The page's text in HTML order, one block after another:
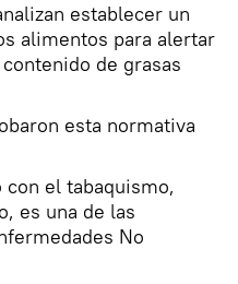
establecer un
alimentos para alertar
de grasas
esta normativa
el tabaquismo,
es una de las
No